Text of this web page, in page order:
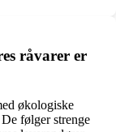
råvarer er
økologiske
følger strenge